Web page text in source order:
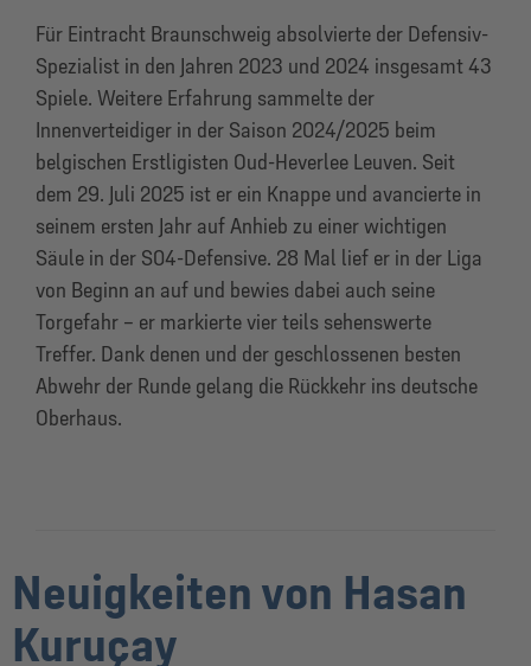
Für Eintracht Braunschweig absolvierte der Defensiv-
Spezialist in den Jahren 2023 und 2024 insgesamt 43
Spiele. Weitere Erfahrung sammelte der
Innenverteidiger in der Saison 2024/2025 beim
belgischen Erstligisten Oud-Heverlee Leuven. Seit
dem 29. Juli 2025 ist er ein Knappe und avancierte in
seinem ersten Jahr auf Anhieb zu einer wichtigen
Säule in der S04-Defensive. 28 Mal lief er in der Liga
von Beginn an auf und bewies dabei auch seine
Torgefahr – er markierte vier teils sehenswerte
Treffer. Dank denen und der geschlossenen besten
Abwehr der Runde gelang die Rückkehr ins deutsche
Oberhaus.
Neuigkeiten von Hasan
Kuruçay